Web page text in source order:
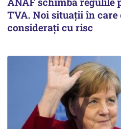
TVA. Noi situaţii în
consideraţi cu risc